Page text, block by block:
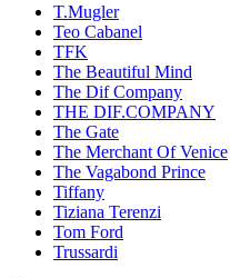
T.Mugler
Teo Cabanel
TFK
The Beautiful Mind
The Dif Company
THE DIF.COMPANY
The Gate
The Merchant Of Venice
The Vagabond Prince
Tiffany
Tiziana Terenzi
Tom Ford
Trussardi